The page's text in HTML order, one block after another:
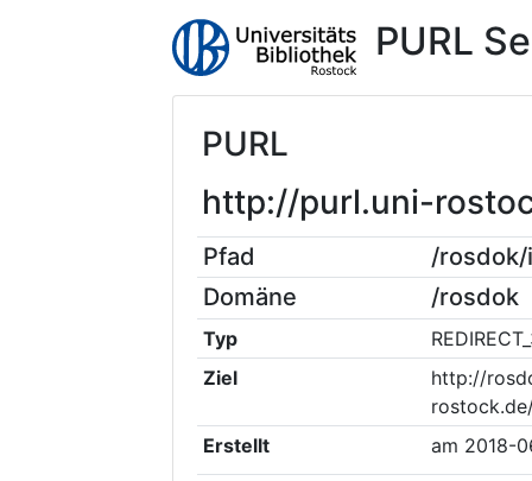
PURL
PURL
http://purl.uni-
Pfad
/
Domäne
/rosdok
Typ
Ziel
http://
Erstellt
am 2018-